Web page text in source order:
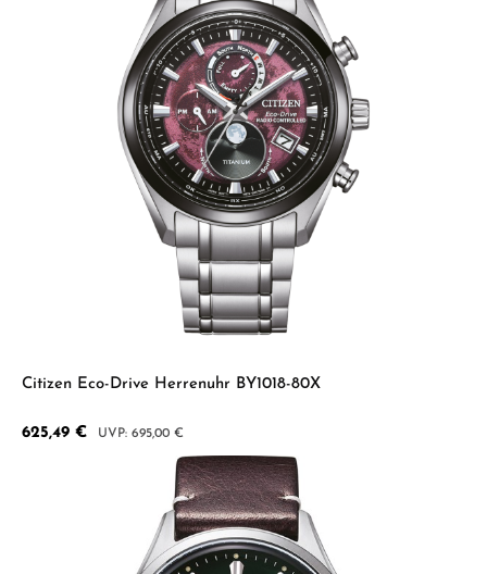
Citizen Eco-Drive Herrenuhr BY1018-80X
Verkaufspreis:
625,49 € Regulärer Preis:
695,00 €